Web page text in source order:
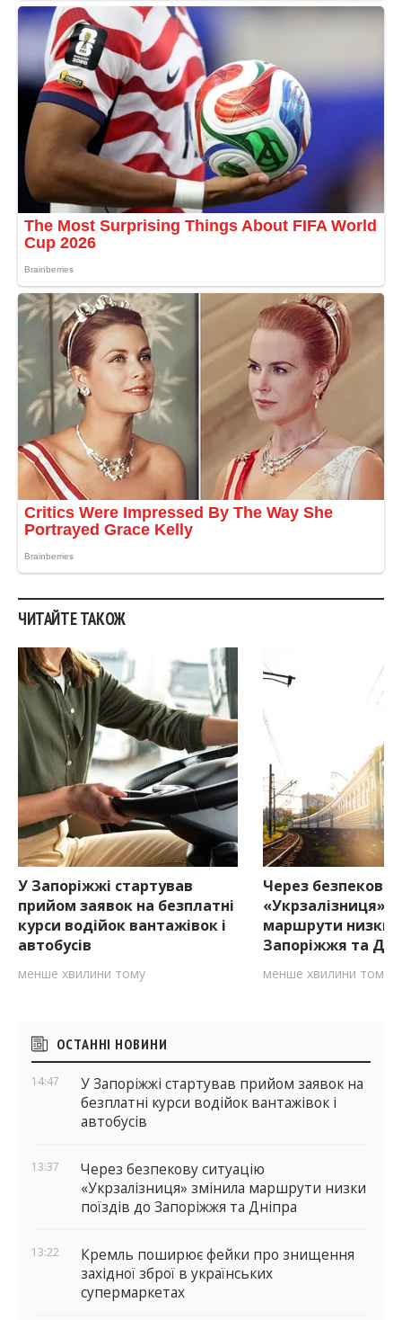
ЧИТАЙТЕ ТАКОЖ
У Запоріжжі стартував
прийом заявок на безплатні
курси водійок вантажівок і
автобусів
менше хвилини тому
Через безпекову
«Укрзалізниця»
маршрути низки
Запоріжжя та
менше хвилини тому
Бічні
віджети
ОСТАННІ НОВИНИ
14:47
У Запоріжжі стартував прийом заявок на
безплатні курси водійок вантажівок і
автобусів
13:37
Через безпекову ситуацію
«Укрзалізниця» змінила маршрути низки
поїздів до Запоріжжя та Дніпра
13:22
Кремль поширює фейки про знищення
західної зброї в українських
супермаркетах